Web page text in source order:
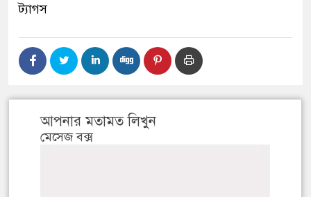
ট্যাগস
আপনার মতামত লিখুন
মেসেজ বক্স